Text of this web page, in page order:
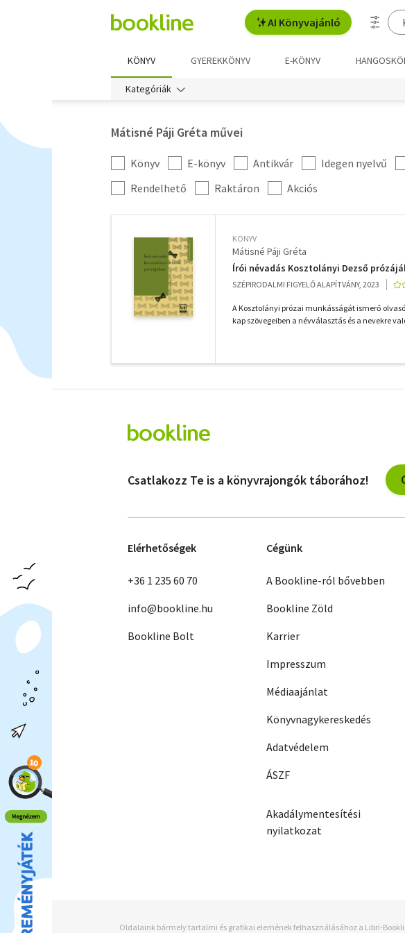
AI Könyvajánló
KÖNYV GYEREKKÖNYV E-KÖNYV
Kategóriák
Mátisné Páji Gréta művei
Kategória
szűrés
Könyv E-könyv Antikvár Idegen nyelvű
További
szűrők
Rendelhető Raktáron Akciós
KÖNYV
Mátisné Páji Gréta
Írói névadás Kosztolányi Dezső
SZÉPIRODALMI FIGYELŐ ALAPÍTVÁNY, 2023
A Kosztolányi prózai munkásságát ismerő
kap szövegeiben a névválasztás és a nevekre
Csatlakozz Te is a könyvrajongók táborához!
Elérhetőségek
+36 1 235 60 70
info@bookline.hu
Bookline Bolt
Cégünk
A Bookline-ról bővebben
Bookline Zöld
Karrier
Impresszum
Médiaajánlat
Könyvnagykereskedés
Adatvédelem
ÁSZF
Akadálymentesítési
nyilatkozat
Oldalaink bármely tartalmi és grafikai elemének felhasználásához a Libri-